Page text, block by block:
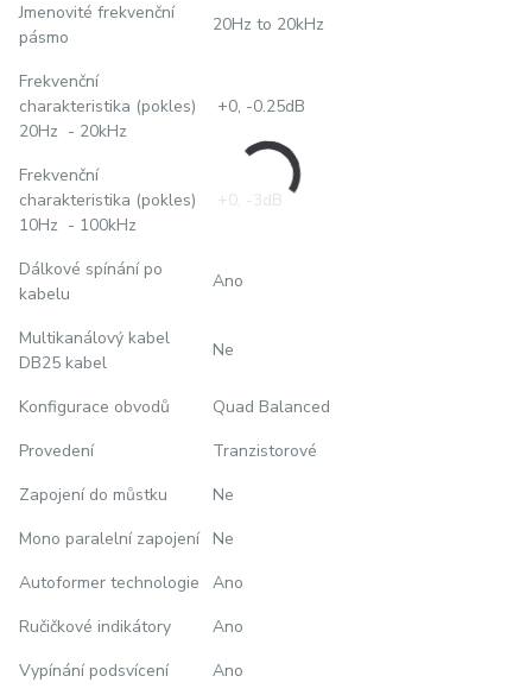
Jmenovité frekvenční
pásmo
20Hz to 20kHz
Frekvenční
charakteristika (pokles)
20Hz - 20kHz
+0, -0.25dB
Frekvenční
charakteristika (pokles)
10Hz - 100kHz
+0, -3dB
Dálkové spínání po
kabelu
Ano
Multikanálový kabel
DB25 kabel
Ne
Konfigurace obvodů
Quad Balanced
Provedení
Tranzistorové
Zapojení do můstku
Ne
Mono paralelní zapojení
Ne
Autoformer technologie
Ano
Ručičkové indikátory
Ano
Vypínání podsvícení
Ano